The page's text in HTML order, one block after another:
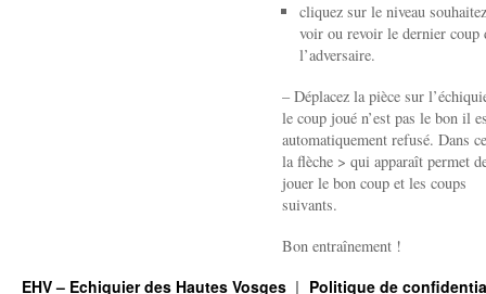
cliquez sur le niveau
voir ou revoir le dernier coup
l’adversaire.
– Déplacez la pièce sur
le coup joué n’est pas le bon il
automatiquement refusé. Dans
la flèche > qui apparaît permet
jouer le bon coup et les coups
suivants.
Bon entraînement !
EHV – Echiquier des Hautes Vosges Politique de